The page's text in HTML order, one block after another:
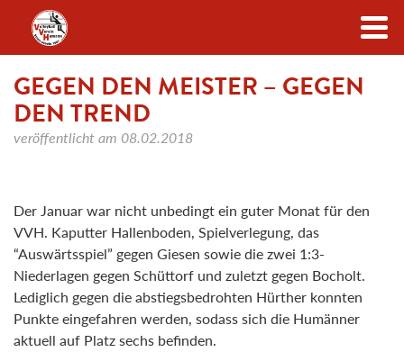
Zum Inhalt
GEGEN DEN MEISTER – GEGEN
DEN TREND
veröffentlicht am 08.02.2018
Der Januar war nicht unbedingt ein guter Monat für den
VVH. Kaputter Hallenboden, Spielverlegung, das
“Auswärtsspiel” gegen Giesen sowie die zwei 1:3-
Niederlagen gegen Schüttorf und zuletzt gegen Bocholt.
Lediglich gegen die abstiegsbedrohten Hürther konnten
Punkte eingefahren werden, sodass sich die Humänner
aktuell auf Platz sechs befinden.